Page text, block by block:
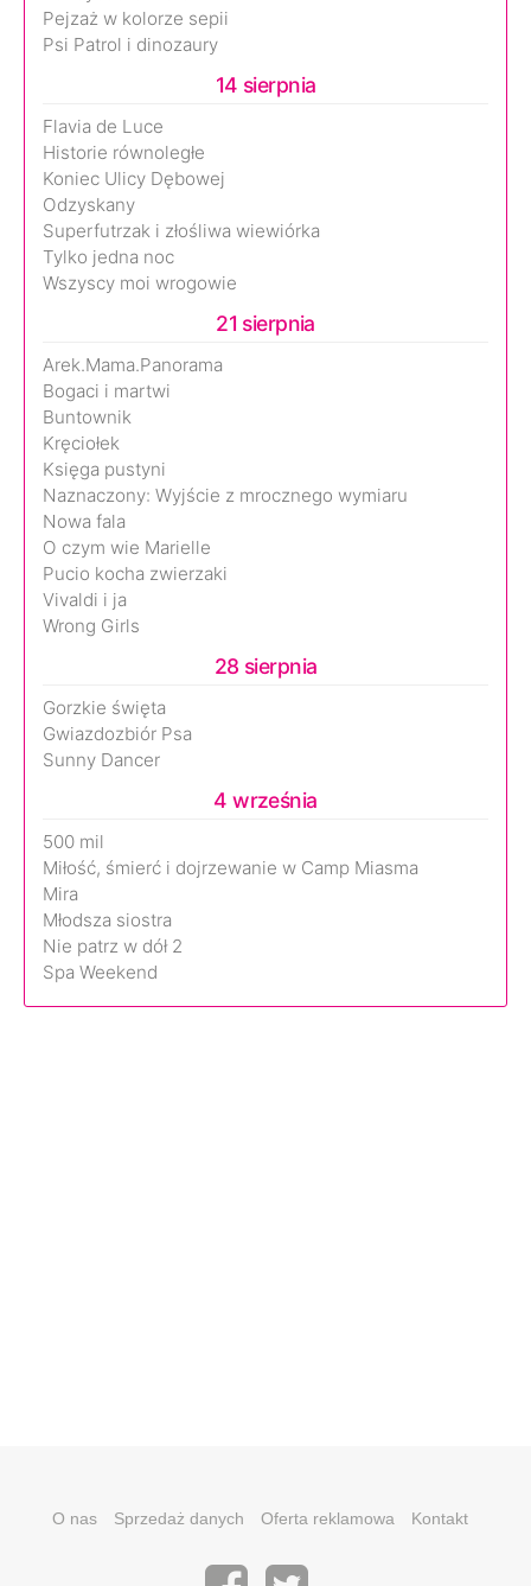
Pejzaż w kolorze sepii
Psi Patrol i dinozaury
14 sierpnia
Flavia de Luce
Historie równoległe
Koniec Ulicy Dębowej
Odzyskany
Superfutrzak i złośliwa wiewiórka
Tylko jedna noc
Wszyscy moi wrogowie
21 sierpnia
Arek.Mama.Panorama
Bogaci i martwi
Buntownik
Kręciołek
Księga pustyni
Naznaczony: Wyjście z mrocznego wymiaru
Nowa fala
O czym wie Marielle
Pucio kocha zwierzaki
Vivaldi i ja
Wrong Girls
28 sierpnia
Gorzkie święta
Gwiazdozbiór Psa
Sunny Dancer
4 września
500 mil
Miłość, śmierć i dojrzewanie w Camp Miasma
Mira
Młodsza siostra
Nie patrz w dół 2
Spa Weekend
O nas Sprzedaż danych Oferta reklamowa Kontakt